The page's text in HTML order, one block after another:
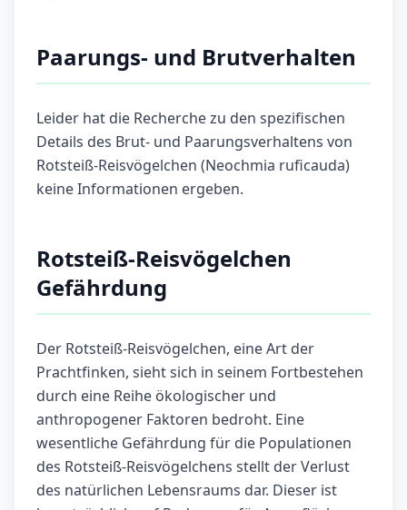
Paarungs- und Brutverhalten
Leider hat die Recherche zu den spezifischen
Details des Brut- und Paarungsverhaltens von
Rotsteiß-Reisvögelchen (Neochmia ruficauda)
keine Informationen ergeben.
Rotsteiß-Reisvögelchen
Gefährdung
Der Rotsteiß-Reisvögelchen, eine Art der
Prachtfinken, sieht sich in seinem Fortbestehen
durch eine Reihe ökologischer und
anthropogener Faktoren bedroht. Eine
wesentliche Gefährdung für die Populationen
des Rotsteiß-Reisvögelchens stellt der Verlust
des natürlichen Lebensraums dar. Dieser ist